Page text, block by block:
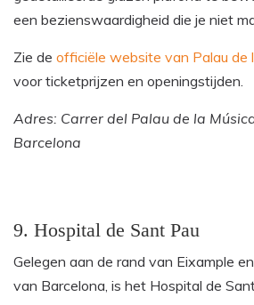
een bezienswaardigheid die je niet
Zie de officiële website van Palau de
voor ticketprijzen en openingstijden.
Adres: Carrer del Palau de la
Barcelona
9. Hospital de Sant Pau
Gelegen aan de rand van Eixample
van Barcelona, is het Hospital de